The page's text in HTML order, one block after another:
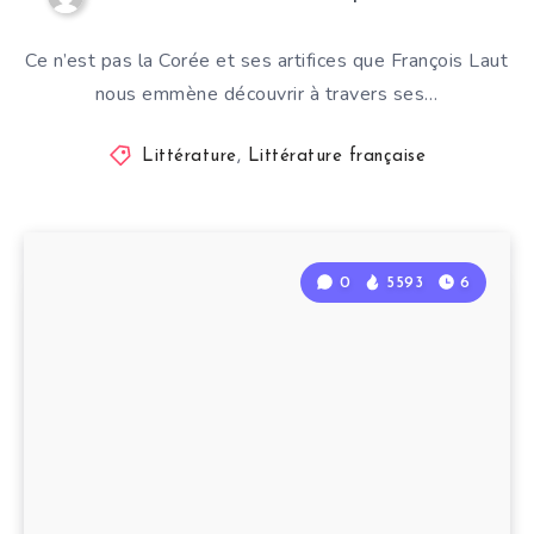
Ce n’est pas la Corée et ses artifices que François Laut
nous emmène découvrir à travers ses…
Littérature, Littérature française
0 5593 6